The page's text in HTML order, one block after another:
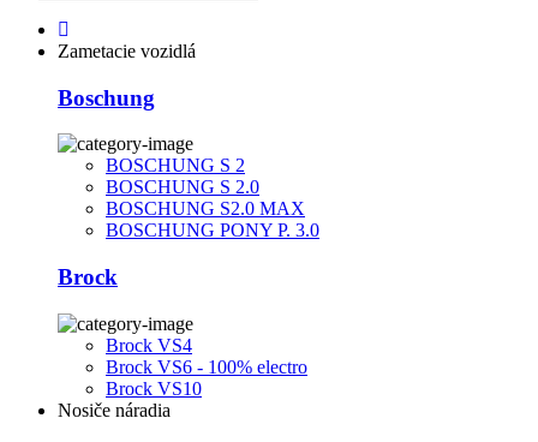
Zametacie vozidlá
Boschung
BOSCHUNG S 2
BOSCHUNG S 2.0
BOSCHUNG S2.0 MAX
BOSCHUNG PONY P. 3.0
Brock
Brock VS4
Brock VS6 - 100% electro
Brock VS10
Nosiče náradia